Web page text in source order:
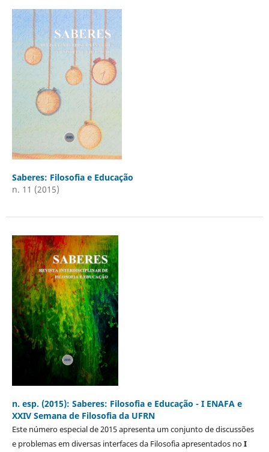
Saberes: Filosofia e Educação
n. 11 (2015)
n. esp. (2015): Saberes: Filosofia e Educação - I ENAFA e
XXIV Semana de Filosofia da UFRN
Este número especial de 2015 apresenta um conjunto de discussões
e problemas em diversas interfaces da Filosofia apresentados noI